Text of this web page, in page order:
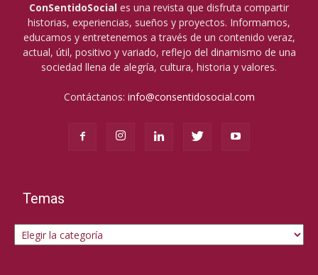
ConSentidoSocial es una revista que disfruta compartir
historias, experiencias, sueños y proyectos. Informamos,
educamos y entretenemos a través de un contenido veraz,
actual, útil, positivo y variado, reflejo del dinamismo de una
sociedad llena de alegría, cultura, historia y valores.
Contáctanos: info@consentidosocial.com
Temas
Temas